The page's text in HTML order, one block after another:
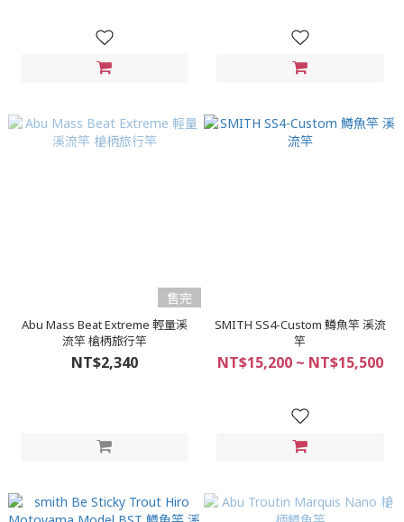
售完
Abu Mass Beat Extreme 輕量溪
流竿 槍柄旅行竿
NT$2,340
SMITH SS4-Custom 鱒魚竿 溪流
竿
NT$15,200 ~ NT$15,500